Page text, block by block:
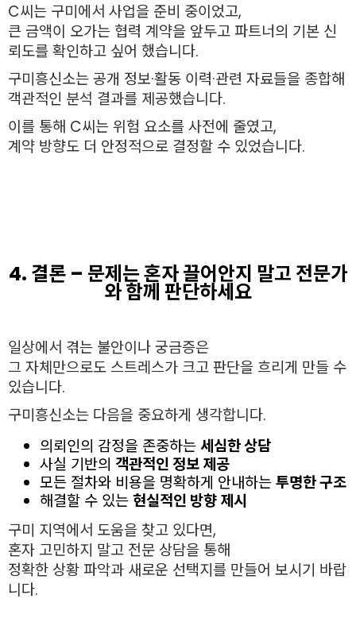
C씨는 구미에서 사업을 준비 중이었고,
큰 금액이 오가는 협력 계약을 앞두고 파트너의 기본 신
뢰도를 확인하고 싶어 했습니다.
구미흥신소는 공개 정보·활동 이력·관련 자료들을 종합해
객관적인 분석 결과를 제공했습니다.
이를 통해 C씨는 위험 요소를 사전에 줄였고,
계약 방향도 더 안정적으로 결정할 수 있었습니다.
4. 결론 – 문제는 혼자 끌어안지 말고 전문가
와 함께 판단하세요
일상에서 겪는 불안이나 궁금증은
그 자체만으로도 스트레스가 크고 판단을 흐리게 만들 수
있습니다.
구미흥신소는 다음을 중요하게 생각합니다.
의뢰인의 감정을 존중하는세심한 상담
사실 기반의 객관적인 정보 제공
모든 절차와 비용을 명확하게 안내하는투명한 구조
해결할 수 있는현실적인 방향 제시
구미 지역에서 도움을 찾고 있다면,
혼자 고민하지 말고 전문 상담을 통해
정확한 상황 파악과 새로운 선택지를 만들어 보시기 바랍
니다.